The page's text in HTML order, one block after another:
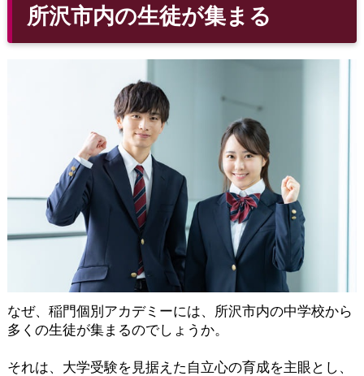
所沢市内の生徒が集まる
なぜ、稲門個別アカデミーには、所沢市内の中学校から
多くの生徒が集まるのでしょうか。
それは、大学受験を見据えた自立心の育成を主眼とし、